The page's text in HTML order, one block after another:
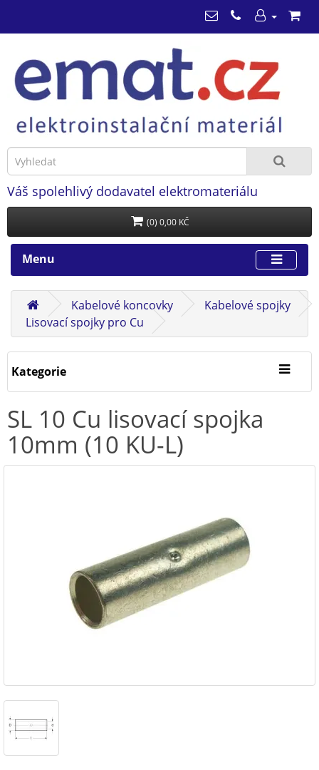
Váš spolehlivý dodavatel elektromateriálu
(0) 0,00 KČ
Menu
Kabelové koncovky
Kabelové spojky
Lisovací spojky pro Cu
Kategorie
SL 10 Cu lisovací spojka
10mm (10 KU-L)